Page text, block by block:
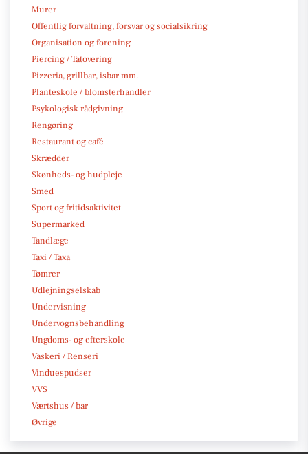
Murer
Offentlig forvaltning, forsvar og socialsikring
Organisation og forening
Piercing / Tatovering
Pizzeria, grillbar, isbar mm.
Planteskole / blomsterhandler
Psykologisk rådgivning
Rengøring
Restaurant og café
Skrædder
Skønheds- og hudpleje
Smed
Sport og fritidsaktivitet
Supermarked
Tandlæge
Taxi / Taxa
Tømrer
Udlejningselskab
Undervisning
Undervognsbehandling
Ungdoms- og efterskole
Vaskeri / Renseri
Vinduespudser
VVS
Værtshus / bar
Øvrige